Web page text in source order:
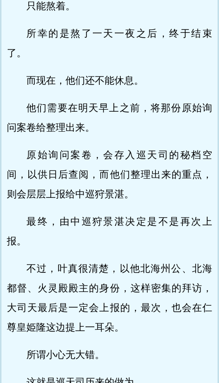
只能熬着。
所幸的是熬了一天一夜之后，终于结束
了。
而现在，他们还不能休息。
他们需要在明天早上之前，将那份原始询
问案卷给整理出来。
原始询问案卷，会存入巡天司的秘档空
间，以供日后查阅，而他们整理出来的重点，
则会层层上报给中巡狩景湛。
最终，由中巡狩景湛决定是不是再次上
报。
不过，叶真很清楚，以他北海州公、北海
都督、火灵殿殿主的身份，这样密集的拜访，
大司天最后是一定会上报的，最次，也会在仁
尊皇姫隆这边提上一耳朵。
所谓小心无大错。